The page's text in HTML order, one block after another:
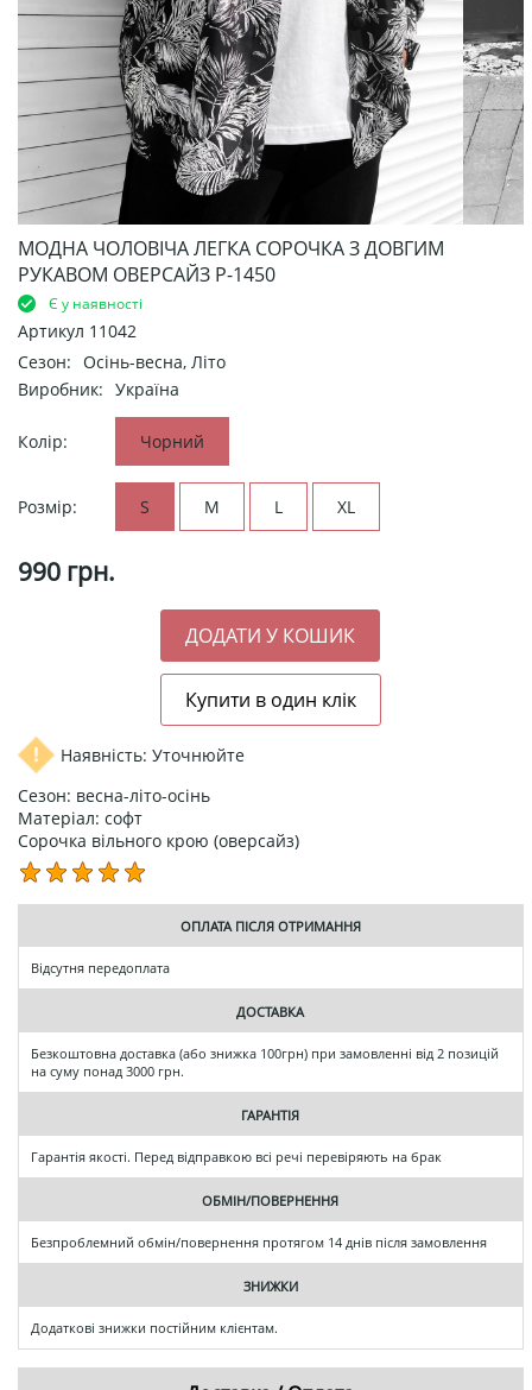
МОДНА ЧОЛОВІЧА ЛЕГКА СОРОЧКА З ДОВГИМ
РУКАВОМ ОВЕРСАЙЗ Р-1450
Є у наявності
Артикул 11042
Сезон: Осінь-весна, Літо
Виробник: Україна
Колір: Чорний
Розмір: S M L XL
990 грн.
Наявність: Уточнюйте
Сезон: весна-літо-осінь
Матеріал: софт
Сорочка вільного крою (оверсайз)
ОПЛАТА ПІСЛЯ ОТРИМАННЯ
Відсутня передоплата
ДОСТАВКА
Безкоштовна доставка (або знижка 100грн) при замовленні від 2 позицій
на суму понад 3000 грн.
ГАРАНТІЯ
Гарантія якості. Перед відправкою всі речі перевіряють на брак
ОБМІН/ПОВЕРНЕННЯ
Безпроблемний обмін/повернення протягом 14 днів після замовлення
ЗНИЖКИ
Додаткові знижки постійним клієнтам.